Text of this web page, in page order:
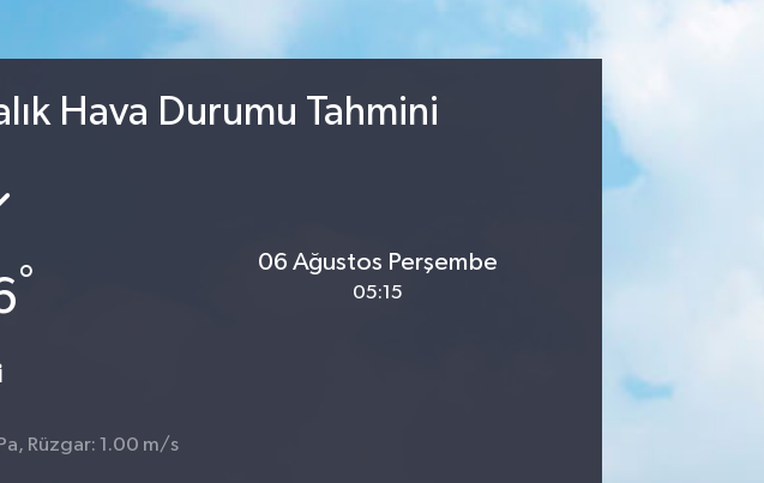
Hava Durumu Tahmini
°
06 Ağustos Perşembe
05:15
Rüzgar: 1.00 m/s